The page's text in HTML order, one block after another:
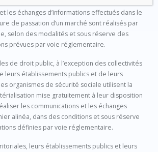
les échanges d’informations effectués dans le
de passation d’un marché sont réalisés par
selon des modalités et sous réserve des
prévues par voie réglementaire.
de droit public, à l’exception des collectivités
leurs établissements publics et de leurs
organismes de sécurité sociale utilisent la
mise gratuitement à leur disposition
les communications et les échanges
alinéa, dans des conditions et sous réserve
définies par voie réglementaire.
leurs établissements publics et leurs